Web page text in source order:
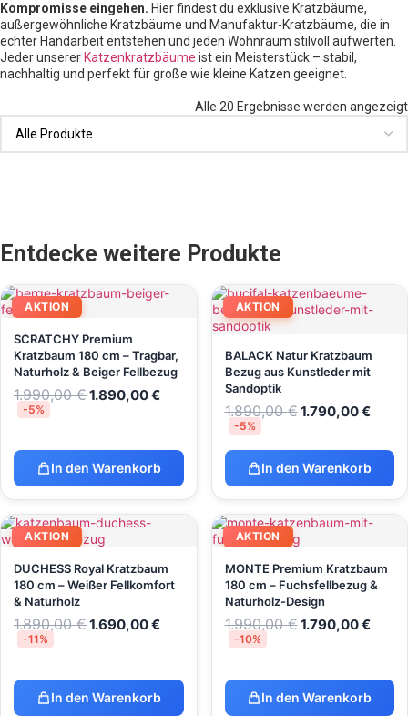
Kompromisse eingehen. Hier findest du exklusive Kratzbäume,
außergewöhnliche Kratzbäume und Manufaktur-Kratzbäume, die in
echter Handarbeit entstehen und jeden Wohnraum stilvoll aufwerten.
Jeder unserer Katzenkratzbäume ist ein Meisterstück – stabil,
nachhaltig und perfekt für große wie kleine Katzen geeignet.
Alle 20 Ergebnisse werden angezeigt
Entdecke weitere Produkte
AKTION
SCRATCHY Premium
Kratzbaum 180 cm – Tragbar,
Naturholz & Beiger Fellbezug
1.990,00€1.890,00€
-5%
In den Warenkorb
AKTION
BALACK Natur Kratzbaum
Bezug aus Kunstleder mit
Sandoptik
1.890,00€1.790,00€
-5%
In den Warenkorb
AKTION
DUCHESS Royal Kratzbaum
180 cm – Weißer Fellkomfort
& Naturholz
1.890,00€1.690,00€
-11%
In den Warenkorb
AKTION
MONTE Premium Kratzbaum
180 cm – Fuchsfellbezug &
Naturholz-Design
1.990,00€1.790,00€
-10%
In den Warenkorb